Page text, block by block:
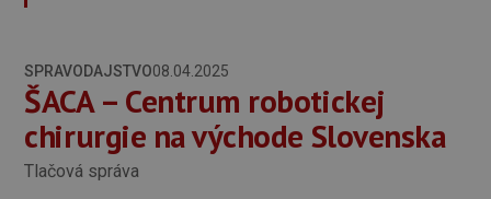
SPRAVODAJSTVO08.04.2025
ŠACA – Centrum robotickej
chirurgie na východe Slovenska
Tlačová správa